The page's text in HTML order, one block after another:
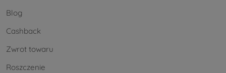
Blog
Cashback
Zwrot towaru
Roszczenie